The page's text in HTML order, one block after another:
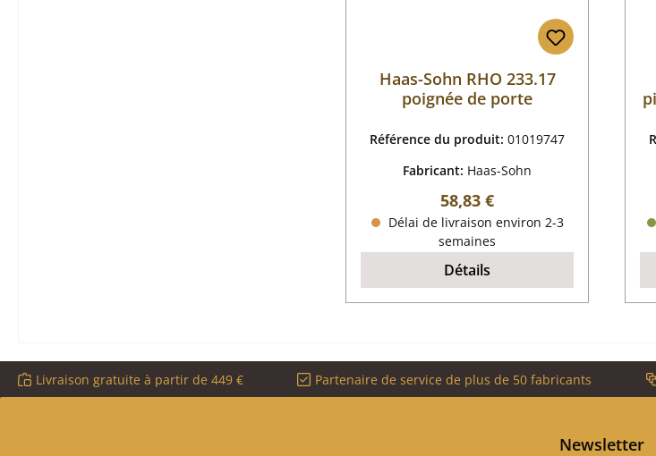
Haas-Sohn RHO 233.17
poignée de porte
Référence du produit:01019747
Fabricant: Haas-Sohn
Prix régulier :
58,83 €
Délai de livraison environ 2-3
semaines
Détails
Livraison gratuite à partir de 449 € Partenaire de service de plus de 50 fabricants
Newsletter